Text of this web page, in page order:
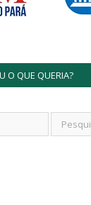
O QUE QUERIA?